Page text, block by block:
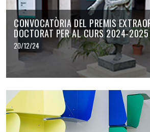
CONVOCATÒRIA DEL PREMIS
DOCTORAT PER AL CURS 2024-2025
20/12/24